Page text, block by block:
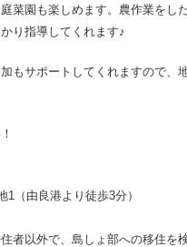
菜園も楽しめます。農作業をし
り指導してくれます♪
もサポートしてくれますので、
1 （由良港より徒歩3分）
者以外で、島しょ部への移住を